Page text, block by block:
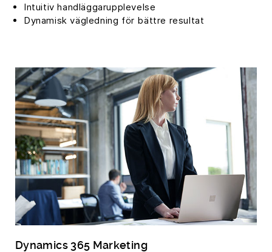
Intuitiv handläggarupplevelse
Dynamisk vägledning för bättre resultat
Dynamics 365 Marketing